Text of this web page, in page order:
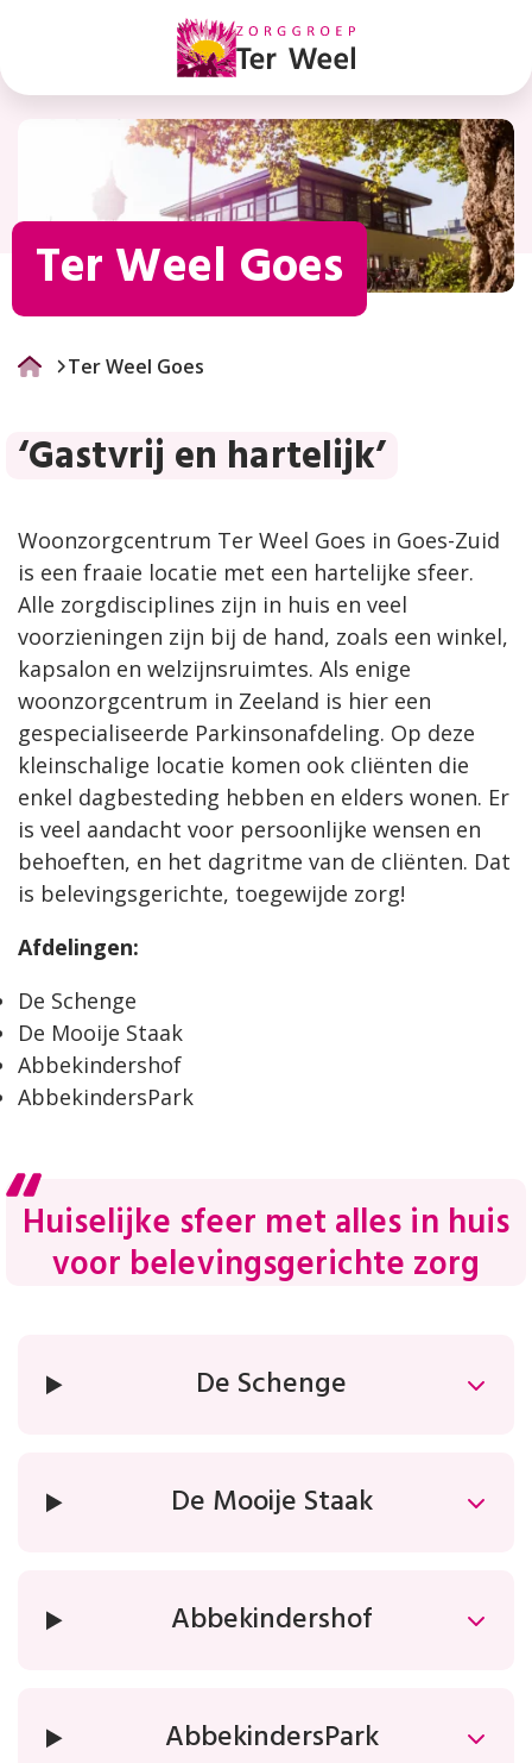
Ter Weel Goes
Weel
Goes
Ter Weel Goes
‘Gastvrij en hartelijk’
Woonzorgcentrum Ter Weel Goes in Goes-Zuid
is een fraaie locatie met een hartelijke sfeer.
Alle zorgdisciplines zijn in huis en veel
voorzieningen zijn bij de hand, zoals een winkel,
kapsalon en welzijnsruimtes. Als enige
woonzorgcentrum in Zeeland is hier een
gespecialiseerde Parkinsonafdeling. Op deze
kleinschalige locatie komen ook cliënten die
enkel dagbesteding hebben en elders wonen. Er
is veel aandacht voor persoonlijke wensen en
behoeften, en het dagritme van de cliënten. Dat
is belevingsgerichte, toegewijde zorg!
Afdelingen:
De Schenge
De Mooije Staak
Abbekindershof
AbbekindersPark
Huiselijke sfeer met alles in huis
voor belevingsgerichte zorg
De Schenge
De Mooije Staak
Abbekindershof
AbbekindersPark